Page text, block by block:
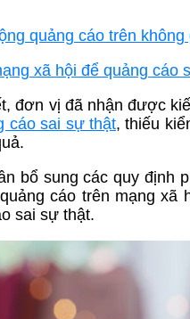
quảng cáo trên không
xã hội để quảng cáo
đơn vị đã nhận được
cáo sai sự thật, thiếu
bổ sung các quy định
cáo trên mạng
sai sự thật.